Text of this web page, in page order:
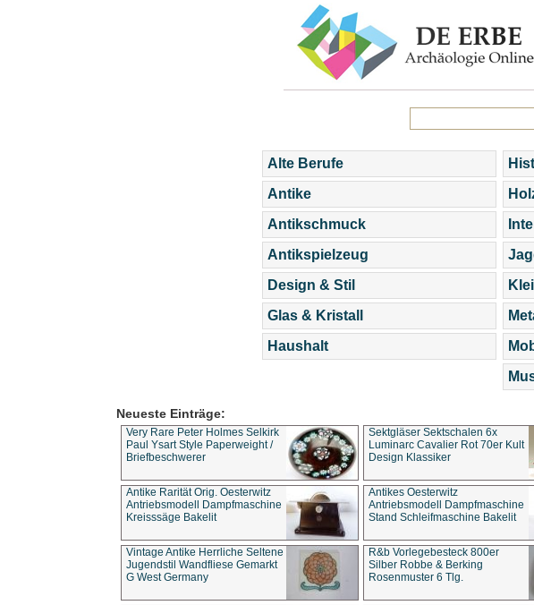
Alte Berufe
Antike
Antikschmuck
Antikspielzeug
Design & Stil
Glas & Kristall
Haushalt
Neueste Einträge:
Very Rare Peter Holmes Selkirk
Paul Ysart Style Paperweight /
Briefbeschwerer
Sektgläser Sektschalen 6x
Luminarc Cavalier Rot 70er Kult
Design Klassiker
Antike Rarität Orig. Oesterwitz
Antriebsmodell Dampfmaschine
Kreisssäge Bakelit
Antikes Oesterwitz
Antriebsmodell Dampfmaschine
Stand Schleifmaschine Bakelit
Vintage Antike Herrliche Seltene
Jugendstil Wandfliese Gemarkt
G West Germany
R&b Vorlegebesteck 800er
Silber Robbe & Berking
Rosenmuster 6 Tlg.